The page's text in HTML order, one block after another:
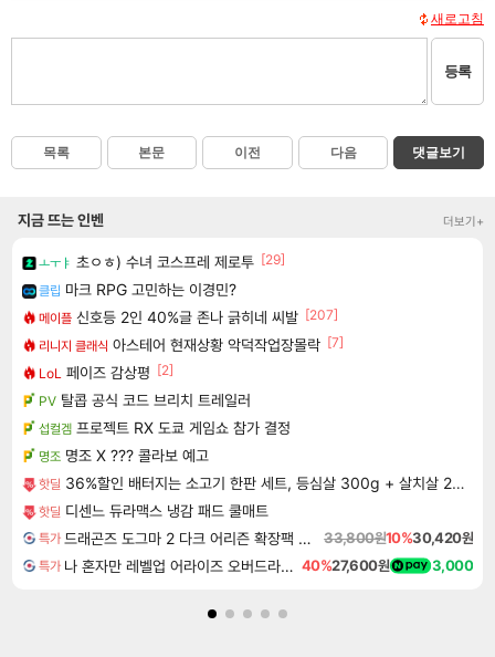
새로고침
등록
목록 본문 이전 다음 댓글보기
지금 뜨는 인벤 더보기+
ㅗㅜㅑ 초ㅇㅎ) 수녀 코스프레 제로투 [29]
클립 마크 RPG 고민하는 이경민?
메이플 신호등 2인 40%글 존나 긁히네 씨발 [207]
리니지 클래식 아스테어 현재상황 악덕작업장몰락 [7]
LoL 페이즈 감상평 [2]
PV 탈콥 공식 코드 브리치 트레일러
섭컬겜 프로젝트 RX 도쿄 게임쇼 참가 결정
명조 명조 X ??? 콜라보 예고
핫딜 36%할인 배터지는 소고기 한판 세트, 등심살 300g + 살치살 200g + 부채살 200g + 갈비살 200g + 우삼겹 300g, 1.2kg, 1세트
핫딜 디센느 듀라맥스 냉감 패드 쿨매트
특가 드래곤즈 도그마 2 다크 어리즌 확장팩 예약구매 Dragon's Dogma 2 Dark Arisen Expansion DLC 33,800원10%30,420원
특가 나 혼자만 레벨업 어라이즈 오버드라이브 Solo Leveling Arise 40%27,600원 3,000